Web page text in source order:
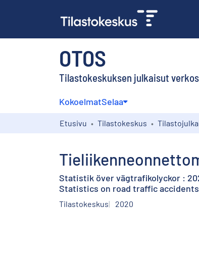
OTOS
Tilastokeskuksen julkaisut
KokoelmatSelaa
Etusivu Tilastokeskus
Statistik över vägtrafikolyckor :
Statistics on road traffic
Tilastokeskus 2020